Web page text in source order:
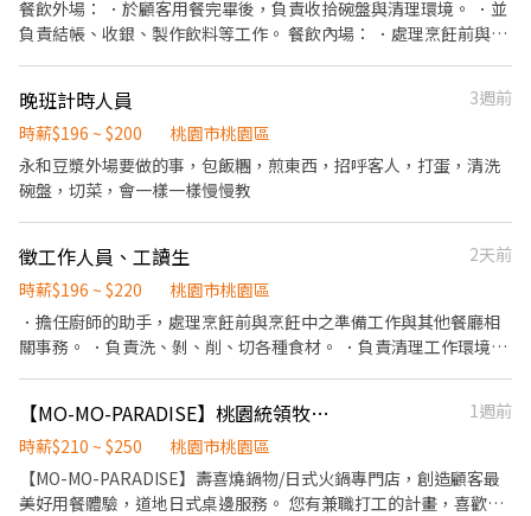
餐飲外場： ．於顧客用餐完畢後，負責收拾碗盤與清理環境。 ．並
負責結帳、收銀、製作飲料等工作。 餐飲內場： ．處理烹飪前與烹
．負責打包外帶服務。
晚班計時人員
3週前
時薪$196 ~ $200
桃園市桃園區
永和豆漿外場要做的事，包飯糰，煎東西，招呼客人，打蛋，清洗
碗盤，切菜，會一樣一樣慢慢教
徵工作人員、工讀生
2天前
時薪$196 ~ $220
桃園市桃園區
．擔任廚師的助手，處理烹飪前與烹飪中之準備工作與其他餐廳相
關事務。 ．負責洗、剝、削、切各種食材。 ．負責清理工作環境、
【MO-MO-PARADISE】桃園統領牧場-外場兼職(早班,中班,晚班)C26
1週前
時薪$210 ~ $250
桃園市桃園區
【MO-MO-PARADISE】壽喜燒鍋物/日式火鍋專門店，創造顧客最
美好用餐體驗，道地日式桌邊服務。 您有兼職打工的計畫，喜歡充